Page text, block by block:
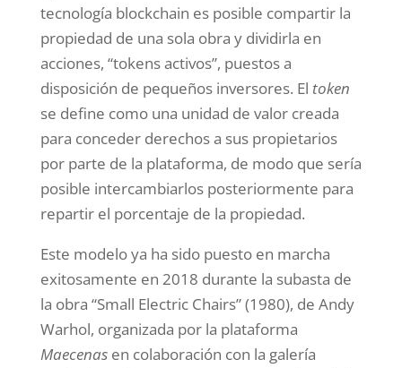
tecnología blockchain es posible compartir la
propiedad de una sola obra y dividirla en
acciones, “tokens activos”, puestos a
disposición de pequeños inversores. El token
se define como una unidad de valor creada
para conceder derechos a sus propietarios
por parte de la plataforma, de modo que sería
posible intercambiarlos posteriormente para
repartir el porcentaje de la propiedad.
Este modelo ya ha sido puesto en marcha
exitosamente en 2018 durante la subasta de
la obra “Small Electric Chairs” (1980), de Andy
Warhol, organizada por la plataforma
Maecenasen colaboración con la galería